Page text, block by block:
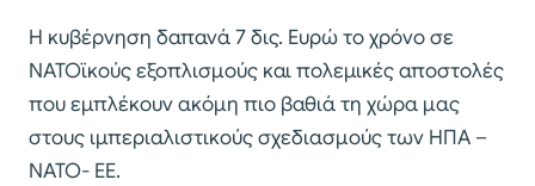
Η κυβέρνηση δαπανά 7 δις. Ευρώ το χρόνο σε
ΝΑΤΟϊκούς εξοπλισμούς και πολεμικές αποστολές
που εμπλέκουν ακόμη πιο βαθιά τη χώρα μας
στους ιμπεριαλιστικούς σχεδιασμούς των ΗΠΑ –
ΝΑΤΟ- ΕΕ.